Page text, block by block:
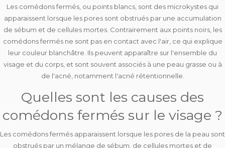
Les comédons fermés, ou points blancs , sont des microkystes qui
apparaissent lorsque les pores sont obstrués par une accumulation
de sébum et de cellules mortes. Contrairement aux points noirs, les
comédons fermés ne sont pas en contact avec l'air, ce qui explique
leur couleur blanchâtre. Ils peuvent apparaître sur l'ensemble du
visage et du corps, et sont souvent associés à une peau grasse ou à
de l'acné, notamment l'acné rétentionnelle.
Quelles sont les causes des
comédons fermés sur le visage ?
Les comédons fermés apparaissent lorsque les pores de la peau sont
obstrués par un mélange de sébum, de cellules mortes et de